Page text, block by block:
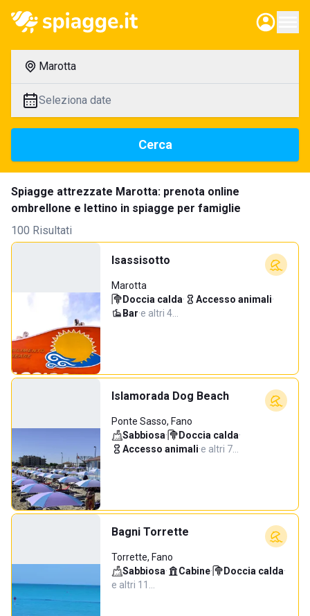
Marotta
Seleziona date
Cerca
Spiagge attrezzate Marotta: prenota online
ombrellone e lettino in spiagge per famiglie
100 Risultati
Isassisotto
Marotta
Doccia calda· Accesso animali·
Bar·e altri 4…
Islamorada Dog Beach
Ponte Sasso, Fano
Sabbiosa· Doccia calda·
Accesso animali·e altri 7…
Bagni Torrette
Torrette, Fano
Sabbiosa· Cabine· Doccia calda·
e altri 11…